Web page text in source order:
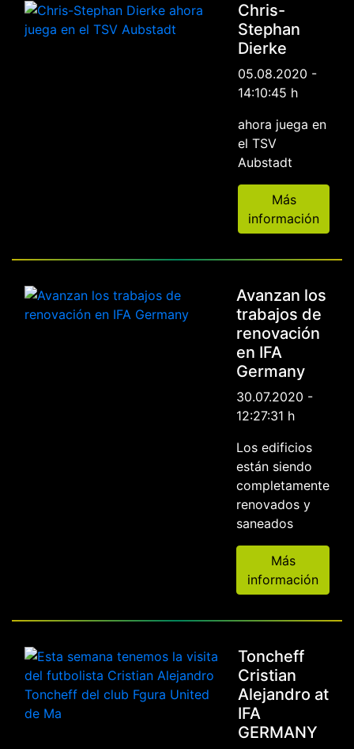
Chris-
Stephan
Dierke
05.08.2020 -
14:10:45 h
ahora juega en
el TSV
Aubstadt
Más
información
Avanzan los
trabajos de
renovación
en IFA
Germany
30.07.2020 -
12:27:31 h
Los edificios
están siendo
completamente
renovados y
saneados
Más
información
Toncheff
Cristian
Alejandro at
IFA
GERMANY